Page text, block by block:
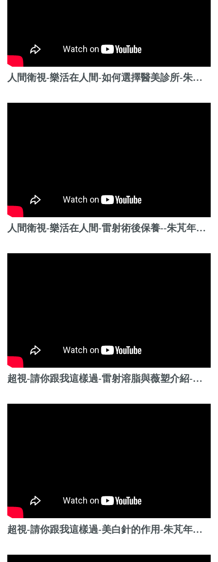
人間衛視-樂活在人間-如何選擇醫美診所-朱芃年醫師
人間衛視-樂活在人間-雷射術後保養--朱芃年醫師
超視-請你跟我這樣過-雷射溶脂與薇塑介紹-朱芃年醫師
超視-請你跟我這樣過-美白針的作用-朱芃年醫師